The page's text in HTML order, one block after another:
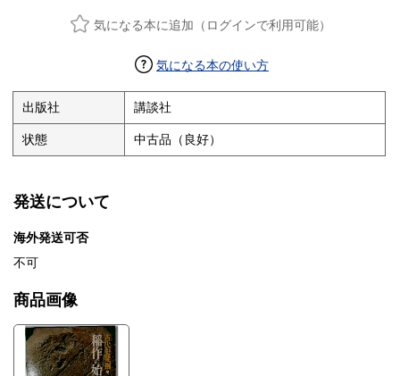
気になる本に追加（ログインで利用可能）
気になる本の使い方
出版社 講談社
状態 中古品（良好）
発送について
海外発送可否
不可
商品画像